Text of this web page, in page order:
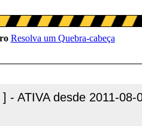
- ATIVA desde 2011-08-